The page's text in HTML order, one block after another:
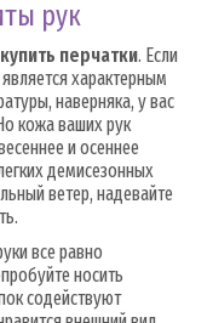
рук
купить перчатки. Если
характерным
наверняка, у вас
кожа ваших рук
и осеннее
демисезонных
ветер, надевайте
все равно
носить
содействуют